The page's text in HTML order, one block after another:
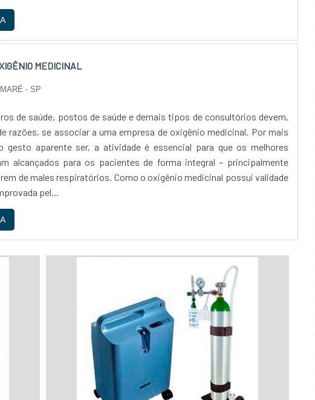
MEDICINAL
- SP
de saúde, postos de saúde e demais tipos de consultórios devem,
razões, se associar a uma empresa de oxigênio medicinal. Por mais
gesto aparente ser, a atividade é essencial para que os melhores
alcançados para os pacientes de forma integral – principalmente
de males respiratórios. Como o oxigênio medicinal possui validade
pel...